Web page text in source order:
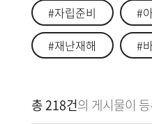
#자립준비
#
#재난재해
#
총 218건의 게시물이